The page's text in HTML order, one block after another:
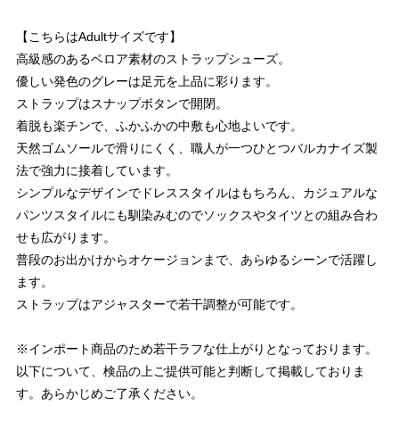
【こちらはAdultサイズです】
高級感のあるベロア素材のストラップシューズ。
優しい発色のグレーは足元を上品に彩ります。
ストラップはスナップボタンで開閉。
着脱も楽チンで、ふかふかの中敷も心地よいです。
天然ゴムソールで滑りにくく、職人が一つひとつバルカナイズ製
法で強力に接着しています。
シンプルなデザインでドレススタイルはもちろん、カジュアルな
パンツスタイルにも馴染みむのでソックスやタイツとの組み合わ
せも広がります。
普段のお出かけからオケージョンまで、あらゆるシーンで活躍し
ます。
ストラップはアジャスターで若干調整が可能です。
※インポート商品のため若干ラフな仕上がりとなっております。
以下について、検品の上ご提供可能と判断して掲載しておりま
す。あらかじめご了承ください。